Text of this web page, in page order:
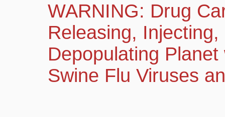
WARNING: Drug
Releasing,
Depopulating
Swine Flu Viruses